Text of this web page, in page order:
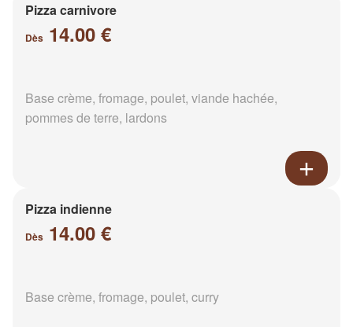
Pizza carnivore
Dès 14.00 €
Base crème, fromage, poulet, viande hachée,
pommes de terre, lardons
Pizza indienne
Dès 14.00 €
Base crème, fromage, poulet, curry